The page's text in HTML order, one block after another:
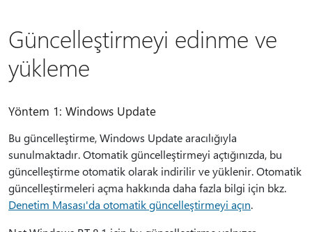
Güncelleştirmeyi edinme ve
yükleme
Yöntem 1: Windows Update
Bu güncelleştirme, Windows Update aracılığıyla
sunulmaktadır. Otomatik güncelleştirmeyi açtığınızda, bu
güncelleştirme otomatik olarak indirilir ve yüklenir. Otomatik
güncelleştirmeleri açma hakkında daha fazla bilgi için bkz.
Denetim Masası'da otomatik güncelleştirmeyi açın.